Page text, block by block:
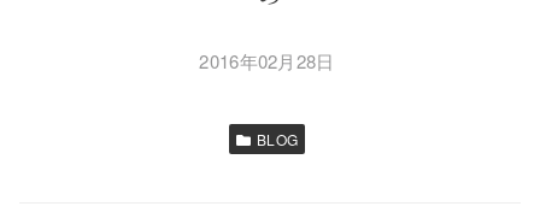
2016年02月28日
BLOG